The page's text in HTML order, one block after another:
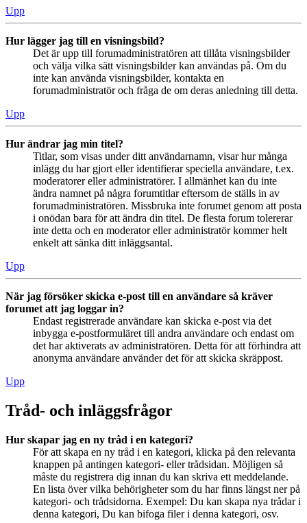
Upp
Hur lägger jag till en visningsbild?
Det är upp till forumadministratören att tillåta visningsbilder
och välja vilka sätt visningsbilder kan användas på. Om du
inte kan använda visningsbilder, kontakta en
forumadministratör och fråga de om deras anledning till detta.
Upp
Hur ändrar jag min titel?
Titlar, som visas under ditt användarnamn, visar hur många
inlägg du har gjort eller identifierar speciella användare, t.ex.
moderatorer eller administratörer. I allmänhet kan du inte
ändra namnet på några forumtitlar eftersom de ställs in av
forumadministratören. Missbruka inte forumet genom att posta
i onödan bara för att ändra din titel. De flesta forum tolererar
inte detta och en moderator eller administratör kommer helt
enkelt att sänka ditt inläggsantal.
Upp
När jag försöker skicka e-post till en användare så kräver
forumet att jag loggar in?
Endast registrerade användare kan skicka e-post via det
inbygga e-postformuläret till andra användare och endast om
det har aktiverats av administratören. Detta för att förhindra att
anonyma användare använder det för att skicka skräppost.
Upp
Tråd- och inläggsfrågor
Hur skapar jag en ny tråd i en kategori?
För att skapa en ny tråd i en kategori, klicka på den relevanta
knappen på antingen kategori- eller trådsidan. Möjligen så
måste du registrera dig innan du kan skriva ett meddelande.
En lista över vilka behörigheter som du har finns längst ner på
kategori- och trådsidorna. Exempel: Du kan skapa nya trådar i
denna kategori, Du kan bifoga filer i denna kategori, osv.